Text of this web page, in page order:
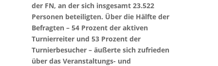
der FN, an der sich insgesamt 23.522
Personen beteiligten. Über die Hälfte der
Befragten – 54 Prozent der aktiven
Turnierreiter und 53 Prozent der
Turnierbesucher – äußerte sich zufrieden
über das Veranstaltungs- und